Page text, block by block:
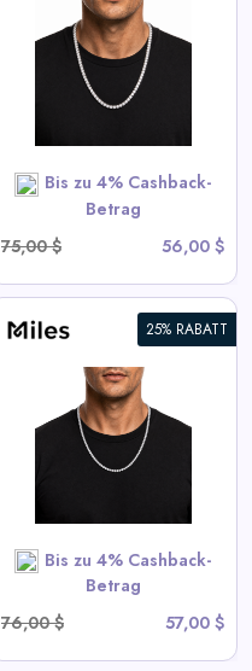
Bis zu 4% Cashback-
Betrag
75,00 $
56,00 $
25% RABATT
Bis zu 4% Cashback-
Betrag
76,00 $
57,00 $